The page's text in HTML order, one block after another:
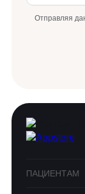
Отправляя
ПАЦИЕНТАМ